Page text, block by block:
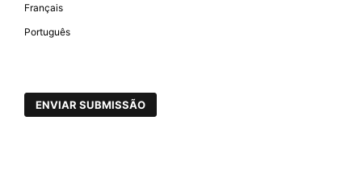
Français
Português
ENVIAR SUBMISSÃO